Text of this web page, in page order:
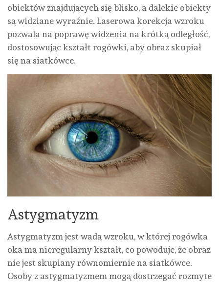
obiektów znajdujących się blisko, a dalekie obiekty
są widziane wyraźnie. Laserowa korekcja wzroku
pozwala na poprawę widzenia na krótką odległość,
dostosowując kształt rogówki, aby obraz skupiał
się na siatkówce.
Astygmatyzm
Astygmatyzm jest wadą wzroku, w której rogówka
oka ma nieregularny kształt, co powoduje, że obraz
nie jest skupiany równomiernie na siatkówce.
Osoby z astygmatyzmem mogą dostrzegać rozmyte